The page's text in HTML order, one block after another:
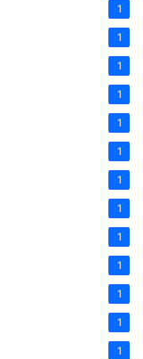
1
1
1
1
1
1
1
1
1
1
1
1
1